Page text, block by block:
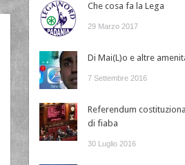
Che cosa fa la Lega
29 Marzo 2017
Di Mai(L)o e altre
7 Settembre 2016
Referendum
di fiaba
30 Luglio 2016